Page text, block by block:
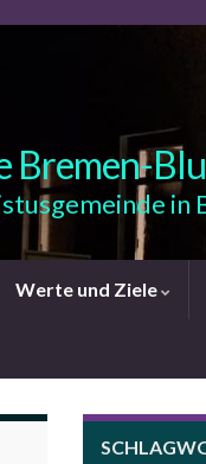
Bremen-
Werte und Ziele